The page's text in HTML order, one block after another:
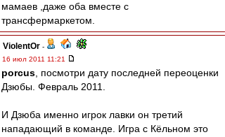
мамаев ,даже оба вместе с
трансфермаркетом.
ViolentOr -
16 июл 2011 11:21
porcus , посмотри дату последней переоценки
Дзюбы. Февраль 2011.
И Дзюба именно игрок лавки он третий
нападающий в команде. Игра с Кёльном это